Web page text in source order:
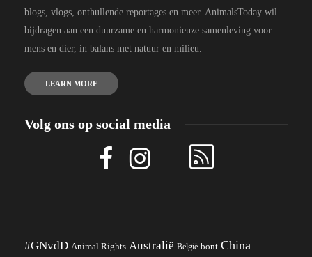
blogs, vlogs, onthullende reportages en meer. AnimalsToday wil
bijdragen aan een duurzame en harmonieuze samenleving voor
mens en dier, in balans met natuur en milieu.
LEARN MORE
Volg ons op social media
#GNvdD Animal Rights Australië België bont China